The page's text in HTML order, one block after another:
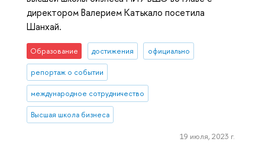
директором Валерием Катькало посетила
Шанхай.
Образование достижения официально
репортаж о событии
международное сотрудничество
Высшая школа бизнеса
19 июля, 2023 г.